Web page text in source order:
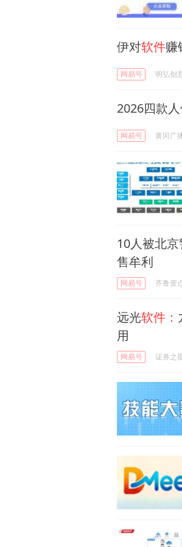
伊对软件赚
网易号 明弘创
2026四款
网易号 黄冈广
10人被北
售牟利
网易号 齐鲁壹
远光软件：
用
网易号 证券之